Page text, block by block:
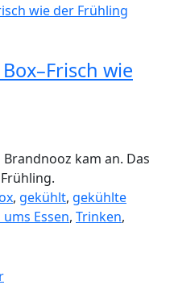
wie
kam an. Das
, gekühlt, gekühlte
ums Essen, Trinken,